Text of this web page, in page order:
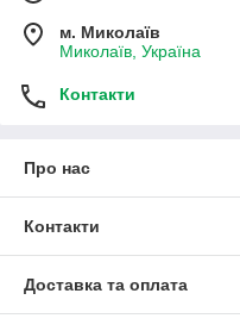
м. Миколаїв
Миколаїв, Україна
Контакти
Про нас
Контакти
Доставка та оплата